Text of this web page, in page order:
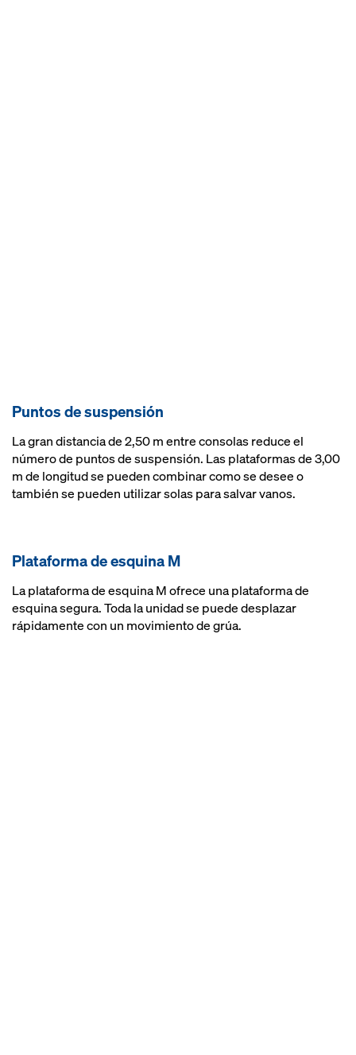
Puntos de suspensión
La gran distancia de 2,50 m entre consolas reduce el
número de puntos de suspensión. Las plataformas de 3,00
m de longitud se pueden combinar como se desee o
también se pueden utilizar solas para salvar vanos.
Plataforma de esquina M
La plataforma de esquina M ofrece una plataforma de
esquina segura. Toda la unidad se puede desplazar
rápidamente con un movimiento de grúa.